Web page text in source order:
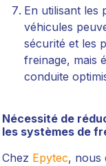
En utilisant les
véhicules
sécurité et les
freinage, mais
conduite
Nécessité de
les systèmes de
Chez Epytec, nous